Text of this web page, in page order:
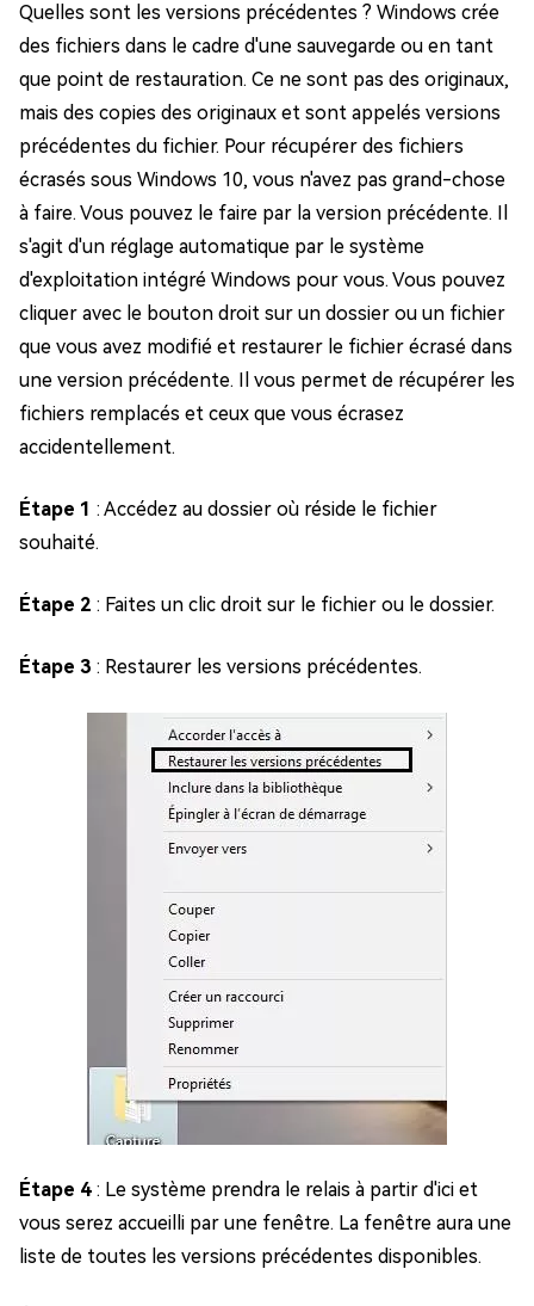
Quelles sont les versions précédentes ? Windows crée
des fichiers dans le cadre d'une sauvegarde ou en tant
que point de restauration. Ce ne sont pas des originaux,
mais des copies des originaux et sont appelés versions
précédentes du fichier. Pour récupérer des fichiers
écrasés sous Windows 10, vous n'avez pas grand-chose
à faire. Vous pouvez le faire par la version précédente. Il
s'agit d'un réglage automatique par le système
d'exploitation intégré Windows pour vous. Vous pouvez
cliquer avec le bouton droit sur un dossier ou un fichier
que vous avez modifié et restaurer le fichier écrasé dans
une version précédente. Il vous permet de récupérer les
fichiers remplacés et ceux que vous écrasez
accidentellement.
Étape 1 : Accédez au dossier où réside le fichier
souhaité.
Étape 2 : Faites un clic droit sur le fichier ou le dossier.
Étape 3 : Restaurer les versions précédentes.
Étape 4 : Le système prendra le relais à partir d'ici et
vous serez accueilli par une fenêtre. La fenêtre aura une
liste de toutes les versions précédentes disponibles.